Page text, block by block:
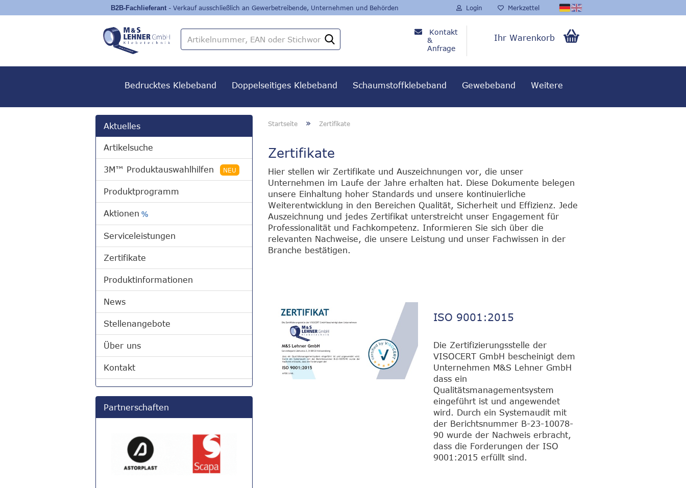
- Verkauf ausschließlich an Gewerbetreibende, Unternehmen und Behörden Login Merkzettel
Artikelnummer,
Stichwort
Kontakt
&
Anfrage
8382 /
80
Ihr Warenkorb
Bedrucktes Klebeband Doppelseitiges Klebeband Schaumstoffklebeband Gewebeband Weitere
Startseite » Zertifikate
Zertifikate
Hier stellen wir Zertifikate und Auszeichnungen vor, die unser
Unternehmen im Laufe der Jahre erhalten hat. Diese Dokumente belegen
unsere Einhaltung hoher Standards und unsere kontinuierliche
Weiterentwicklung in den Bereichen Qualität, Sicherheit und Effizienz. Jede
Auszeichnung und jedes Zertifikat unterstreicht unser Engagement für
Professionalität und Fachkompetenz. Informieren Sie sich über die
relevanten Nachweise, die unsere Leistung und unser Fachwissen in der
Branche bestätigen.
ISO 9001:2015
Die Zertifizierungsstelle der
VISOCERT GmbH bescheinigt dem
Unternehmen M&S Lehner GmbH
dass ein
Qualitätsmanagementsystem
eingeführt ist und angewendet
wird. Durch ein Systemaudit mit
der Berichtsnummer B-23-10078-
90 wurde der Nachweis erbracht,
dass die Forderungen der ISO
9001:2015 erfüllt sind.
Aktuelles
Artikelsuche
3M™ Produktauswahlhilfen NEU
Produktprogramm
Aktionen %
Serviceleistungen
Zertifikate
Produktinformationen
News
Stellenangebote
Über uns
Kontakt
Partnerschaften